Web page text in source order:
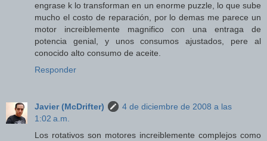
engrase k lo transforman en un enorme puzzle, lo que sube
mucho el costo de reparación, por lo demas me parece un
motor increiblemente magnifico con una entraga de
potencia genial, y unos consumos ajustados, pere al
conocido alto consumo de aceite.
Responder
Javier (McDrifter)
4 de diciembre de 2008 a las
1:02 a.m.
Los rotativos son motores increiblemente complejos como